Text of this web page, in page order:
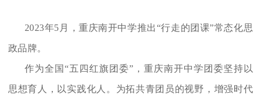
2023年5月，重庆南开中学推出“行走的团课”常态化思
政品牌。
作为全国“五四红旗团委”，重庆南开中学团委坚持以
思想育人，以实践化人。为拓共青团员的视野，增强时代